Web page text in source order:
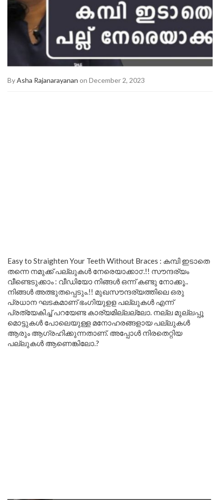
ByAsha Rajanarayanan on December 2, 2023
Easy to Straighten Your Teeth Without Braces : കമ്പി ഇടാതെ
തന്നെ നമുക്ക് പല്ലുകൾ നേരെയാക്കാ൦.!! സൗന്ദര്യം
വീണ്ടെടുക്കാം : വീഡിയോ നിങ്ങൾ ഒന്ന് കണ്ടു നോക്കൂ..
നിങ്ങൾ അത്ഭുതപ്പെടും.!! മുഖസൗന്ദര്യത്തിലെ ഒരു
പ്രധാന ഘടകമാണ് ഭംഗിയുളള പല്ലുകൾ എന്ന്
പ്രത്യേകിച്ച് പറയേണ്ട കാര്യമില്ലല്ലോ. നല്ല മുല്ലപ്പൂ
മൊട്ടുകള്‍ പോലെയുള്ള മനോഹരങ്ങളായ പല്ലുകള്‍
ആരും ആഗ്രഹിക്കുന്നതാണ്. അപ്പോൾ നിരതെറ്റിയ
പല്ലുകള്‍ ആണെങ്കിലോ.?